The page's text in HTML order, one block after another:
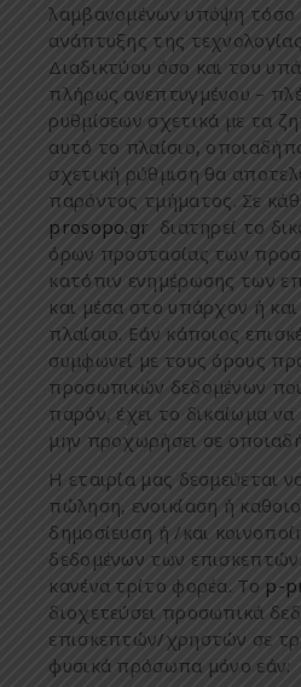
λαμβανομένων υπόψη τόσο
ανάπτυξης της τεχνολογίας
Διαδικτύου όσο και του υπ
πλήρως ανεπτυγ μένου – π
ρυθμίσεων σχετικά με τα
αυτό το πλαίσιο, οποιαδήπ
σχετική ρύθ μιση θα απ
παρόντος τμήματος. Σε
prosopo.gr διατηρεί το
όρων προστασίας των π
κατόπιν ενη μέρωσης των επ
και μέσα στο υπάρχον ή και
πλαίσιο. Εάν κάποιος επισκέ
συμφωνεί με τους όρους π
προσωπικών δεδομένων π
παρόν, έχει το δικαίω μα να
μην προχωρήσει σε οπ
Η εταιρία μας δεσμεύεται
πώληση, ενοικίαση ή
δημοσίευση ή / και κοινοπ
δεδο μένων των επισκεπτών
κανένα τρίτο φορέα. Το p-
διοχετεύσει προσωπικά
επισκεπτών/χρηστών σε
φυσικά πρόσωπα μόνο εάν: